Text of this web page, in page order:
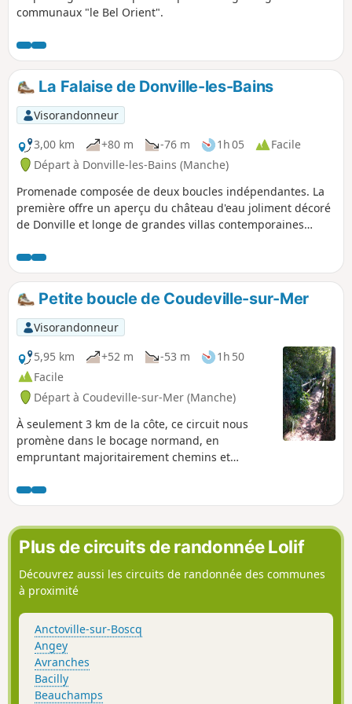
communaux "le Bel Orient".
La Falaise de Donville-les-Bains
Visorandonneur
3,00 km
+80 m -76 m 1h 05
Facile
Départ à Donville-les-Bains (Manche)
Promenade composée de deux boucles indépendantes. La
première offre un aperçu du château d'eau joliment décoré
de Donville et longe de grandes villas contemporaines
plus intéressante, passe le long de la falaise avant de
grimper au sommet pour une vue étendue sur la mer et le
littoral. Dans les deux cas, un sentier très pentu sera
emprunté.
Petite boucle de Coudeville-sur-Mer
Visorandonneur
5,95 km
+52 m -53 m
1h 50
Facile
Départ à Coudeville-sur-Mer (Manche)
À seulement 3 km de la côte, ce circuit nous
promène dans le bocage normand, en
empruntant majoritairement chemins et
Plus de circuits de randonnée Lolif
Découvrez aussi les circuits de randonnée des communes
à proximité
Anctoville-sur-Boscq
Angey
Avranches
Bacilly
Beauchamps